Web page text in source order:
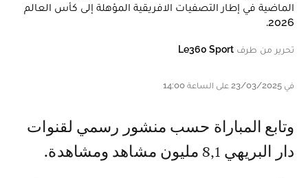
الماضية في إطار التصفيات الافريقية المؤهلة إلى كأس العالم
2026.
تحرير من طرف Le360 Sport
في 23/03/2025 على الساعة 14:00
و تابع المباراة حسب منشور رسمي لقنوات
دار البريهي 8,1 مليون مشاهد ومشاهدة.